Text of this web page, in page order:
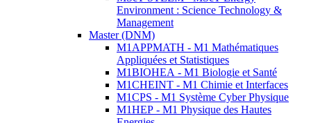
Environment : Science Technology &
Management
Master (DNM)
M1APPMATH - M1 Mathématiques
Appliquées et Statistiques
M1BIOHEA - M1 Biologie et Santé
M1CHEINT - M1 Chimie et Interfaces
M1CPS - M1 Système Cyber Physique
M1HEP - M1 Physique des Hautes